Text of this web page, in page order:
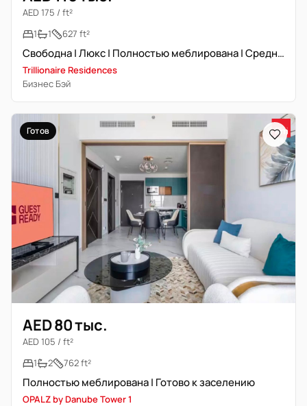
AED 175 / ft²
1
1 627 ft²
Свободна | Люкс | Полностью меблирована | Средний этаж
Trillionaire Residences
Бизнес Бэй
Готов
AED 80 тыс.
AED 105 / ft²
1
2 762 ft²
Полностью меблирована | Готово к заселению
OPALZ by Danube Tower 1